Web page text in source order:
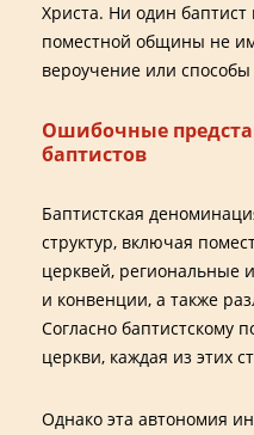
Христа. Ни один
поместной общины не
вероучение или способы
Ошибочные
баптистов
Баптистская
структур, включая
церквей,
и конвенции, а также
Согласно баптистскому
церкви, каждая из этих
Однако эта автономия